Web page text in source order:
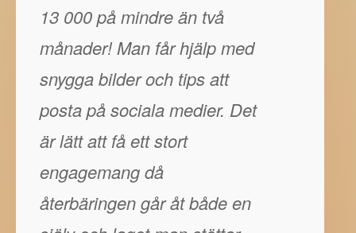
13 000 på mindre än två
månader! Man får hjälp med
snygga bilder och tips att
posta på sociala medier. Det
är lätt att få ett stort
engagemang då
återbäringen går åt både en